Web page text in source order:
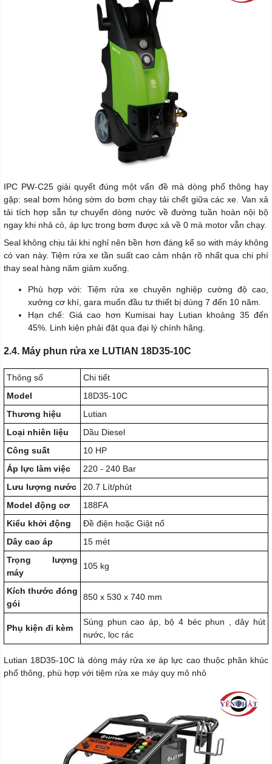
IPC PW-C25 giải quyết đúng một vấn đề mà dòng phổ thông hay
gặp: seal bơm hỏng sớm do bơm chạy tải chết giữa các xe. Van xả
tải tích hợp sẵn tự chuyển dòng nước về đường tuần hoàn nội bộ
ngay khi nhả cò, áp lực trong bơm được xả về 0 mà motor vẫn chạy.
Seal không chịu tải khi nghỉ nên bền hơn đáng kể so with máy không
có van này. Tiệm rửa xe tần suất cao cảm nhận rõ nhất qua chi phí
thay seal hàng năm giảm xuống.
Phù hợp với: Tiệm rửa xe chuyên nghiệp cường độ cao,
xưởng cơ khí, gara muốn đầu tư thiết bị dùng 7 đến 10 năm.
Hạn chế: Giá cao hơn Kumisai hay Lutian khoảng 35 đến
45%. Linh kiện phải đặt qua đại lý chính hãng.
2.4. Máy phun rửa xe LUTIAN 18D35-10C
Thông số
Chi tiết
Model
18D35-10C
Thương hiệu
Lutian
Loại nhiên liệu
Dầu Diesel
Công suất
10 HP
Áp lực làm việc
220 - 240 Bar
Lưu lượng nước
20.7 Lít/phút
Model động cơ
188FA
Kiểu khởi động
Đề điện hoặc Giật nổ
Dây cao áp
15 mét
Trọng lượng
máy
105 kg
Kích thước đóng
gói
850 x 530 x 740 mm
Phụ kiện đi kèm
Súng phun cao áp, bộ 4 béc phun , dây hút
nước, lọc rác
Lutian 18D35-10C là dòng máy rửa xe áp lực cao thuộc phân khúc
phổ thông, phù hợp với tiệm rửa xe máy quy mô nhỏ